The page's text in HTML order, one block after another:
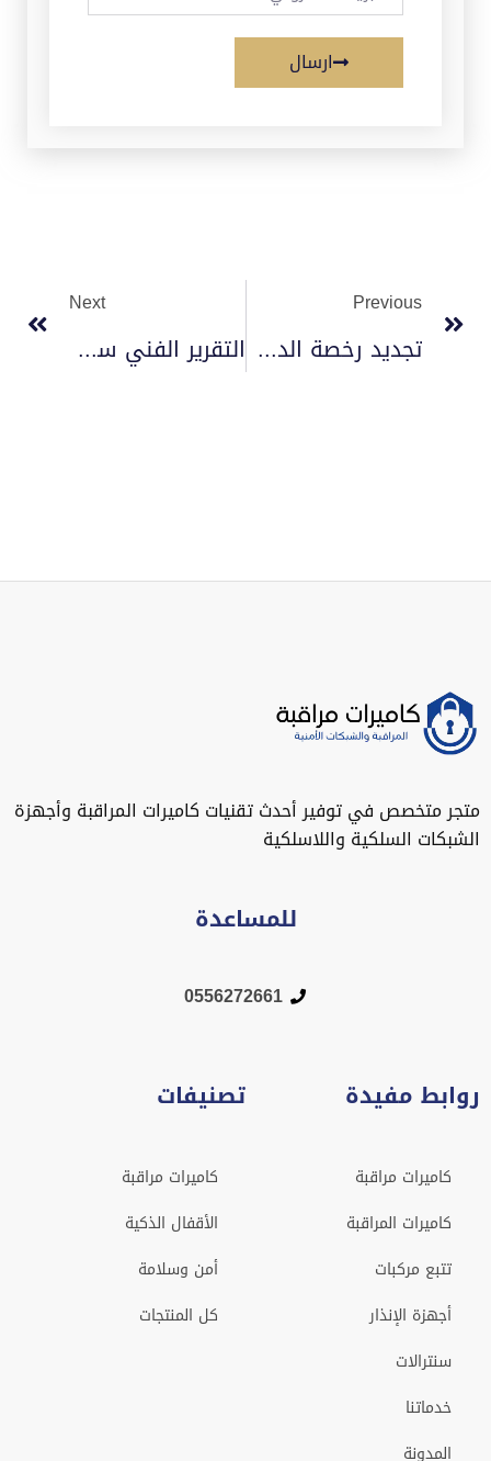
ارسال
Previous
تجديد رخصة الدفاع المدني من بلدي 2023
Next
التقرير الفني سلامه
متجر متخصص في توفير أحدث تقنيات كاميرات المراقبة وأجهزة
الشبكات السلكية واللاسلكية
للمساعدة
0556272661
روابط مفيدة
كاميرات مراقبة
كاميرات المراقبة
تتبع مركبات
أجهزة الإنذار
سنترالات
خدماتنا
المدونة
تصنيفات
كاميرات مراقبة
الأقفال الذكية
أمن وسلامة
كل المنتجات